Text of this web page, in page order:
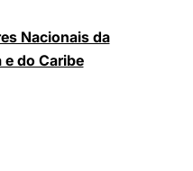
Nacionais da
do Caribe